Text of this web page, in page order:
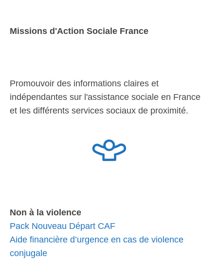
Missions d'Action Sociale France
Promouvoir des informations claires et
indépendantes sur l'assistance sociale en France
et les différents services sociaux de proximité.
Non à la violence
Pack Nouveau Départ CAF
Aide financière d’urgence en cas de violence
conjugale